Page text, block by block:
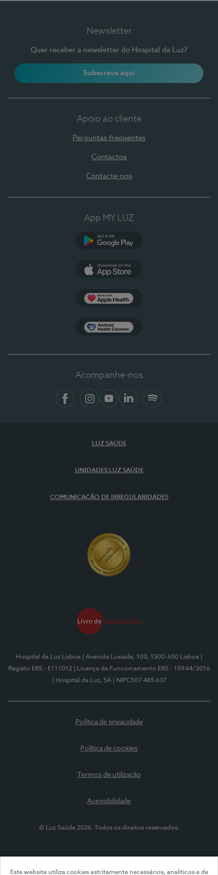
Este website utiliza cookies estritamente necessários, analíticos e de
Newsletter
Quer receber a newsletter do Hospital da Luz?
Subscreva aqui
Apoio ao cliente
Perguntas frequentes
Contactos
Contacte-nos
App MY LUZ
Acompanhe-nos
LUZ SAÚDE
UNIDADES LUZ SAÚDE
COMUNICAÇÃO DE IRREGULARIDADES
Hospital da Luz Lisboa | Avenida Lusíada, 100, 1500-650 Lisboa
Registo ERS - E111012
| Licença de Funcionamento ERS - 10944/2016
| Hospital da Luz, SA
| NIPC507 485 637
Política de privacidade
Política de cookies
Termos de utilização
Acessibilidade
© Luz Saúde 2026. Todos os direitos reservados.